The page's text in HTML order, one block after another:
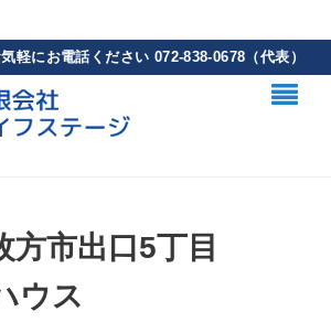
市出口5丁目
ウス